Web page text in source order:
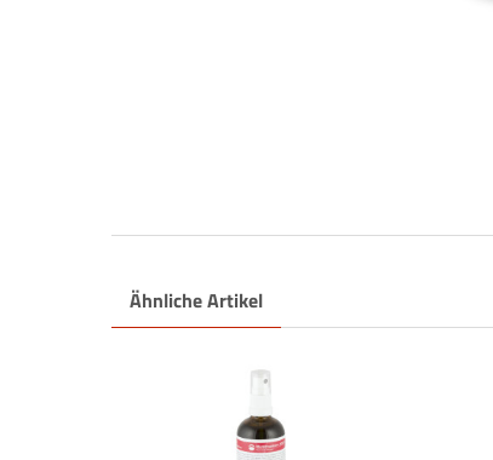
Ähnliche Artikel